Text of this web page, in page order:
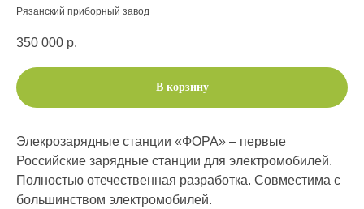
Рязанский приборный завод
350 000 р.
В корзину
Элекрозарядные станции «ФОРА» – первые
Российские зарядные станции для электромобилей.
Полностью отечественная разработка. Совместима с
большинством электромобилей.